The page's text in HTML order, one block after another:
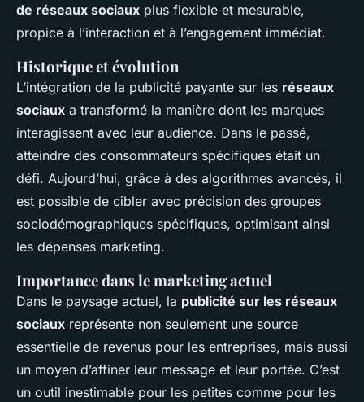
de réseaux sociaux plus flexible et mesurable,
propice à l’interaction et à l’engagement immédiat.
Historique et évolution
L’intégration de la publicité payante sur les réseaux
sociaux a transformé la manière dont les marques
interagissent avec leur audience. Dans le passé,
atteindre des consommateurs spécifiques était un
défi. Aujourd’hui, grâce à des algorithmes avancés, il
est possible de cibler avec précision des groupes
sociodémographiques spécifiques, optimisant ainsi
les dépenses marketing.
Importance dans le marketing actuel
Dans le paysage actuel, la publicité sur les réseaux
sociaux représente non seulement une source
essentielle de revenus pour les entreprises, mais aussi
un moyen d’affiner leur message et leur portée. C’est
un outil inestimable pour les petites comme pour les